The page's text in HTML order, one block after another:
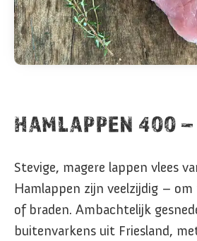
HAMLAPPEN 400
Stevige, magere lappen vlees
Hamlappen zijn veelzijdig –
of braden. Ambachtelijk
buitenvarkens uit Friesland,